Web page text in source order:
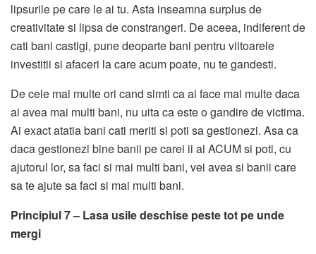
lipsurile pe care le ai tu. Asta inseamna surplus de
creativitate si lipsa de constrangeri. De aceea, indiferent de
cati bani castigi, pune deoparte bani pentru viitoarele
investitii si afaceri la care acum poate, nu te gandesti.
De cele mai multe ori cand simti ca ai face mai multe daca
ai avea mai multi bani, nu uita ca este o gandire de victima.
Ai exact atatia bani cati meriti si poti sa gestionezi. Asa ca
daca gestionezi bine banii pe carei ii ai ACUM si poti, cu
ajutorul lor, sa faci si mai multi bani, vei avea si banii care
sa te ajute sa faci si mai multi bani.
Principiul 7 – Lasa usile deschise peste tot pe unde
mergi